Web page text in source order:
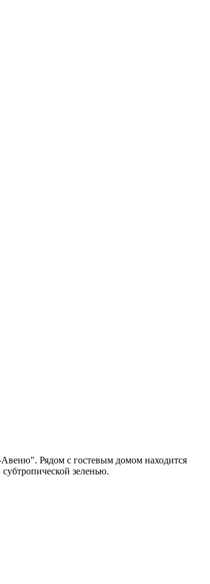
Рядом с гостевым домом находится
зеленью.